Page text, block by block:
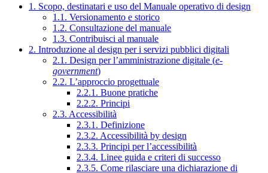
1. Scopo, destinatari e uso del Manuale operativo di design
1.1. Versionamento e storico
1.2. Consultazione del manuale
1.3. Contribuisci al manuale
2. Introduzione al design per i servizi pubblici digitali
2.1. Design per l’amministrazione digitale (e-
government)
2.2. L’approccio progettuale
2.2.1. Buone pratiche
2.2.2. Principi
2.3. Accessibilità
2.3.1. Definizione
2.3.2. Accessibilità by design
2.3.3. Principi per l’accessibilità
2.3.4. Linee guida e criteri di successo
2.3.5. Come rilasciare una dichiarazione di